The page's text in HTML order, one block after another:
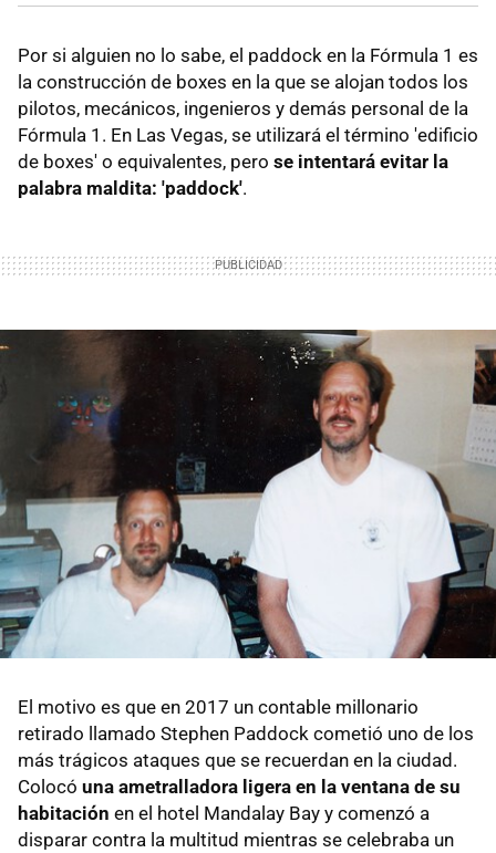
Por si alguien no lo sabe, el paddock en la Fórmula 1 es
la construcción de boxes en la que se alojan todos los
pilotos, mecánicos, ingenieros y demás personal de la
Fórmula 1. En Las Vegas, se utilizará el término 'edificio
de boxes' o equivalentes, pero se intentará evitar la
palabra maldita: 'paddock'.
El motivo es que en 2017 un contable millonario
retirado llamado Stephen Paddock cometió uno de los
más trágicos ataques que se recuerdan en la ciudad.
Colocó una ametralladora ligera en la ventana de su
habitación en el hotel Mandalay Bay y comenzó a
disparar contra la multitud mientras se celebraba un